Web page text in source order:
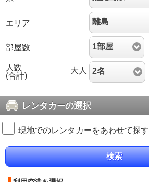
エリア 離島
部屋数 1部屋
人数
(合計)
大人 2名
レンタカーの選択
現地でのレンタカーをあわせて探す
検索